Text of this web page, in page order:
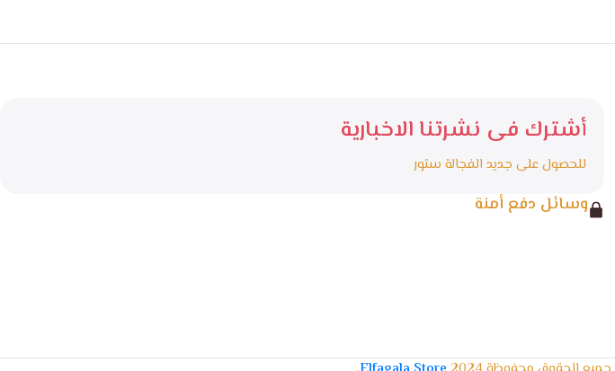
أشترك فى نشرتنا الاخبارية
للحصول على جديد الفجالة ستور
وسائل دفع أمنة